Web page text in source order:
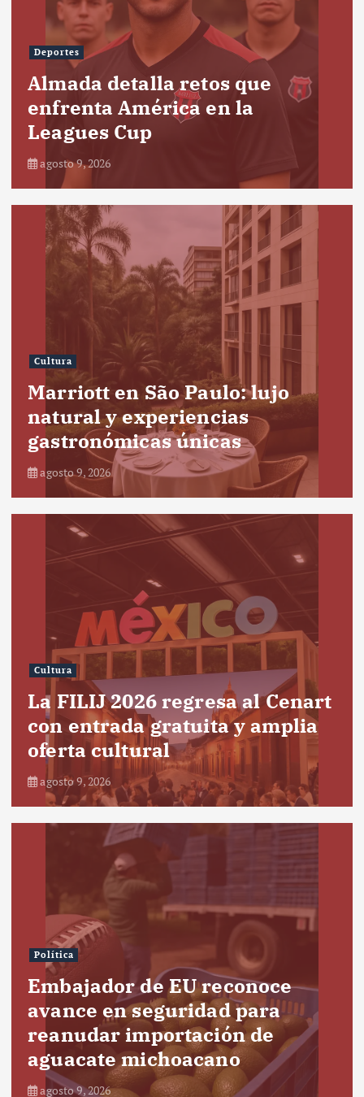
Deportes
Almada detalla retos que
enfrenta América en la
Leagues Cup
agosto 9, 2026
Cultura
Marriott en São Paulo: lujo
natural y experiencias
gastronómicas únicas
agosto 9, 2026
Cultura
La FILIJ 2026 regresa al Cenart
con entrada gratuita y amplia
oferta cultural
agosto 9, 2026
Política
Embajador de EU reconoce
avance en seguridad para
reanudar importación de
aguacate michoacano
agosto 9, 2026